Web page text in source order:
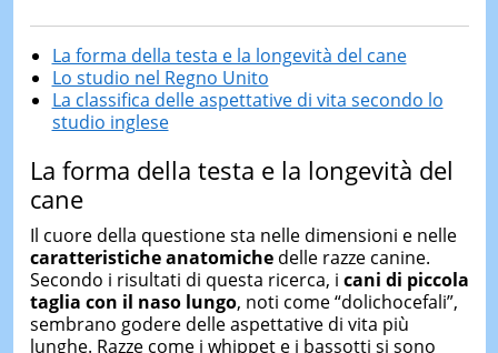
La forma della testa e la longevità del cane
Lo studio nel Regno Unito
La classifica delle aspettative di vita secondo lo
studio inglese
La forma della testa e la longevità del
cane
Il cuore della questione sta nelle dimensioni e nelle
caratteristiche anatomichedelle razze canine.
Secondo i risultati di questa ricerca, i cani di piccola
taglia con il naso lungo, noti come “dolichocefali”,
sembrano godere delle aspettative di vita più
lunghe. Razze come i whippet e i bassotti si sono